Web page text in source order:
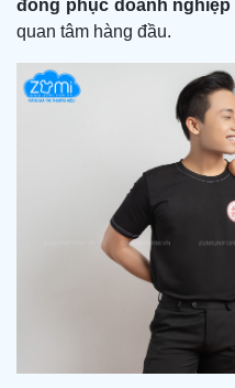
đồng phục doanh nghiệp
quan tâm hàng đầu.